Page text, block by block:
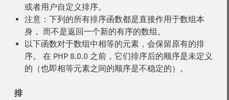
或者用户自定义排序。
注意：下列的所有排序函数都是直接作用于数组本
身， 而不是返回一个新的有序的数组。
以下函数对于数组中相等的元素，会保留原有的排
序。 在 PHP 8.0.0 之前，它们排序后的顺序是未定义
的（也即相等元素之间的顺序是不稳定的）。
排